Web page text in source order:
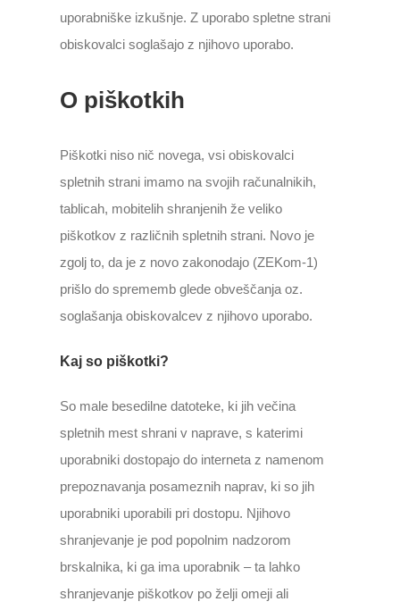
uporabniške izkušnje. Z uporabo spletne strani
obiskovalci soglašajo z njihovo uporabo.
O piškotkih
Piškotki niso nič novega, vsi obiskovalci
spletnih strani imamo na svojih računalnikih,
tablicah, mobitelih shranjenih že veliko
piškotkov z različnih spletnih strani. Novo je
zgolj to, da je z novo zakonodajo (ZEKom-1)
prišlo do sprememb glede obveščanja oz.
soglašanja obiskovalcev z njihovo uporabo.
Kaj so piškotki?
So male besedilne datoteke, ki jih večina
spletnih mest shrani v naprave, s katerimi
uporabniki dostopajo do interneta z namenom
prepoznavanja posameznih naprav, ki so jih
uporabniki uporabili pri dostopu. Njihovo
shranjevanje je pod popolnim nadzorom
brskalnika, ki ga ima uporabnik – ta lahko
shranjevanje piškotkov po želji omeji ali